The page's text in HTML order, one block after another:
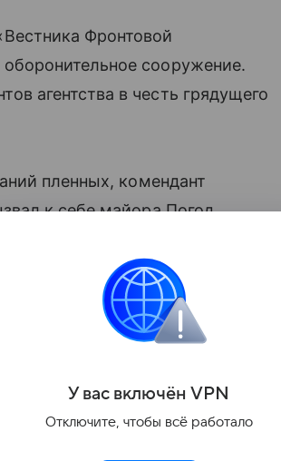
Фронтовой
сооружение.
агентства в честь грядущего
пленных, комендант
к себе майора Погод
“Король Фридрих
уточняется, что этот форт
от него была
и дзотов. Немецкие
огромным минным полем
напоминая подкову. Военкоры
Этот ров считался
и представлял собой тыльную
У вас включён VPN
Отключите, чтобы всё работало